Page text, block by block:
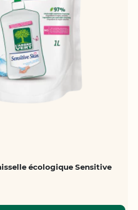
écologique Sensitive